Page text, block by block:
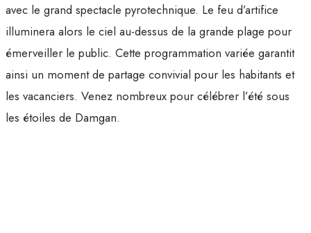
avec le grand spectacle pyrotechnique. Le feu d’artifice
illuminera alors le ciel au-dessus de la grande plage pour
émerveiller le public. Cette programmation variée garantit
ainsi un moment de partage convivial pour les habitants et
les vacanciers. Venez nombreux pour célébrer l’été sous
les étoiles de Damgan.